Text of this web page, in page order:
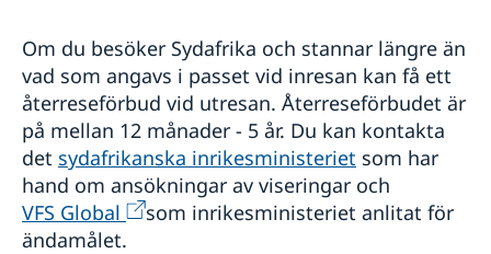
Om du besöker Sydafrika och stannar längre än
vad som angavs i passet vid inresan kan få ett
återreseförbud vid utresan. Återreseförbudet är
på mellan 12 månader - 5 år. Du kan kontakta
det sydafrikanska inrikesministeriet som har
hand om ansökningar av viseringar och
VFS Global
som inrikesministeriet anlitat för
ändamålet.